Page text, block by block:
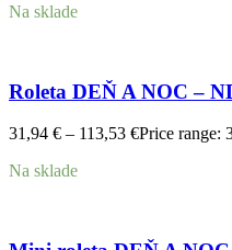
Na sklade
Roleta DEŇ A NOC –
31,94 € – 113,53 €Price range:
Na sklade